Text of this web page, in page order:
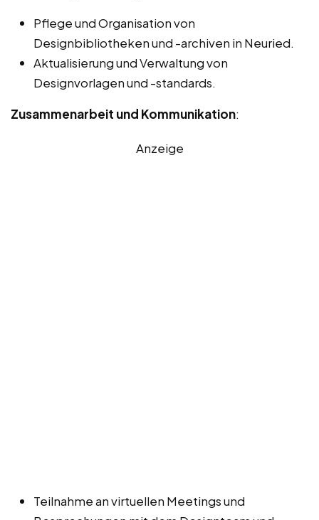
Pflege und Organisation von
Designbibliotheken und -archiven in Neuried.
Aktualisierung und Verwaltung von
Designvorlagen und -standards.
Zusammenarbeit und Kommunikation:
Anzeige
Teilnahme an virtuellen Meetings und